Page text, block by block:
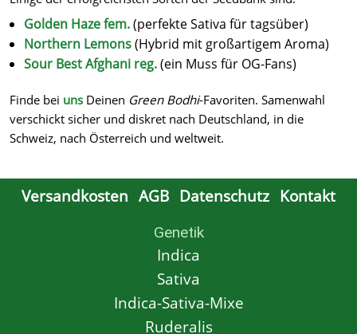
Golden Haze fem.(perfekte Sativa für tagsüber)
Northern Lemons(Hybrid mit großartigem Aroma)
Sour Best Afghani reg.(ein Muss für OG-Fans)
Finde bei uns Deinen Green Bodhi-Favoriten. Samenwahl
verschickt sicher und diskret nach Deutschland, in die
Schweiz, nach Österreich und weltweit.
Versandkosten AGB Datenschutz Kontakt
Genetik
Indica
Sativa
Indica-Sativa-Mixe
Ruderalis